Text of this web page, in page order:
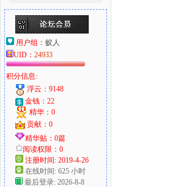
用户组： 蚁人
UID： 24933
积分信息:
浮云：9148
金钱：22
精华：0
贡献：0
精华贴：0篇
阅读权限：0
注册时间: 2019-4-26
在线时间: 625 小时
最后登录: 2026-8-8